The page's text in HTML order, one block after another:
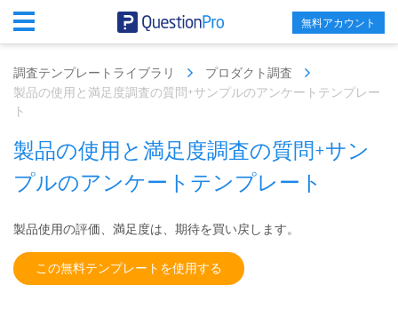
無料アカウント
調査テンプレートライブラリ
プロダクト調査
製品の使用と満足度調査の質問+サンプルのアンケートテンプレー
ト
製品の使用と満足度調査の質問+サン
プルのアンケートテンプレート
製品使用の評価、満足度は、期待を買い戻します。
この無料テンプレートを使用する